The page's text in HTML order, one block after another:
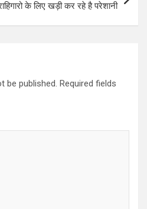
के लिए खड़ी कर रहे है परेशानी
be published. Required fields